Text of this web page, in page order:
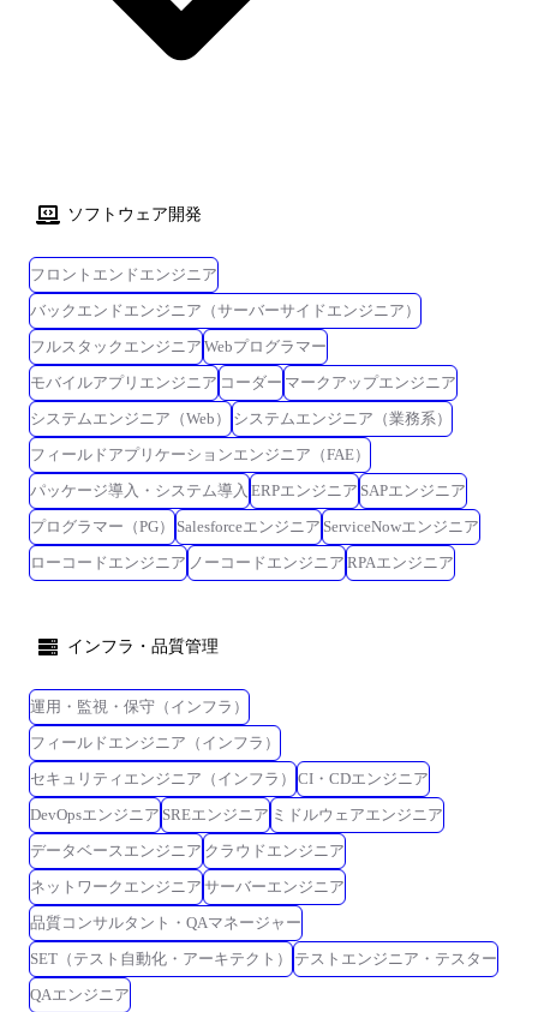
ソフトウェア開発
フロントエンドエンジニア
バックエンドエンジニア（サーバーサイドエンジニア）
フルスタックエンジニア Webプログラマー
モバイルアプリエンジニア コーダー マークアップエンジニア
システムエンジニア（Web）
システムエンジニア（業務系）
フィールドアプリケーションエンジニア（FAE）
パッケージ導入・システム導入 ERPエンジニア SAPエンジニア
プログラマー（PG）
Salesforceエンジニア ServiceNowエンジニア
ローコードエンジニア ノーコードエンジニア RPAエンジニア
インフラ・品質管理
運用・監視・保守（インフラ）
フィールドエンジニア（インフラ）
セキュリティエンジニア（インフラ）
CI・CDエンジニア
DevOpsエンジニア SREエンジニア ミドルウェアエンジニア
データベースエンジニア クラウドエンジニア
ネットワークエンジニア サーバーエンジニア
品質コンサルタント・QAマネージャー
SET（テスト自動化・アーキテクト）
テストエンジニア・テスター
QAエンジニア